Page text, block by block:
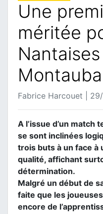
Une
méritée
Fabrice Harcouet |
A l’issue d’un match
se sont inclinées
trois buts à un face à
qualité, affichant
détermination.
Malgré un début de
faite que les
encore de